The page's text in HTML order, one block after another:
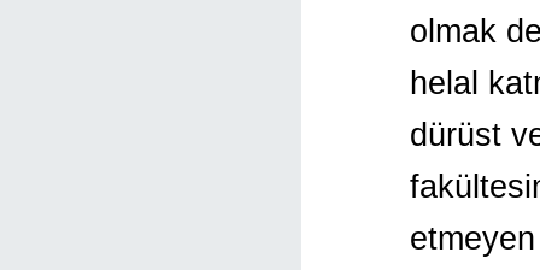
olmak
helal
dürüst